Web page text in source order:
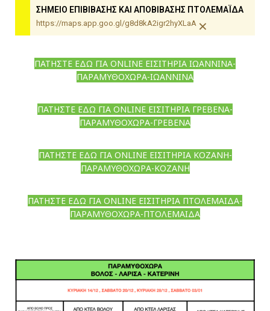
ΣΗΜΕΙΟ ΕΠΙΒΙΒΑΣΗΣ ΚΑΙ ΑΠΟΒΙΒΑΣΗΣ ΠΤΟΛΕΜΑΪΔΑ
https://maps.app.goo.gl/g8d8kA2igr2hyXLaA ×
ΠΑΤΗΣΤΕ ΕΔΩ ΓΙΑ ONLINE ΕΙΣΙΤΗΡΙΑ ΙΩΑΝΝΙΝΑ-
ΠΑΡΑΜΥΘΟΧΩΡΑ-ΙΩΑΝΝΙΝΑ
ΠΑΤΗΣΤΕ ΕΔΩ ΓΙΑ ONLINE ΕΙΣΙΤΗΡΙΑ ΓΡΕΒΕΝΑ-
ΠΑΡΑΜΥΘΟΧΩΡΑ-ΓΡΕΒΕΝΑ
ΠΑΤΗΣΤΕ ΕΔΩ ΓΙΑ ONLINE ΕΙΣΙΤΗΡΙΑ ΚΟΖΑΝΗ-
ΠΑΡΑΜΥΘΟΧΩΡΑ-ΚΟΖΑΝΗ
ΠΑΤΗΣΤΕ ΕΔΩ ΓΙΑ ONLINE ΕΙΣΙΤΗΡΙΑ ΠΤΟΛΕΜΑΙΔΑ-
ΠΑΡΑΜΥΘΟΧΩΡΑ-ΠΤΟΛΕΜΑΙΔΑ